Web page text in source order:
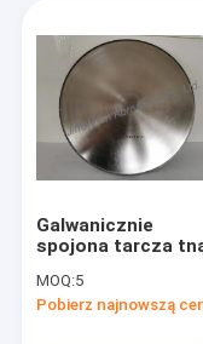
Galwanicznie
spojona tarcza
do tarczy tnącej
zaworu silnika
MOQ:5
Pobierz najnowszą